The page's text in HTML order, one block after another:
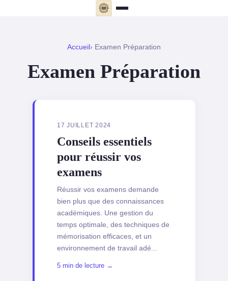
Accueil › Examen Préparation
Examen Préparation
17 JUILLET 2024
Conseils essentiels
pour réussir vos
examens
Réussir vos examens demande
bien plus que des connaissances
académiques. Une gestion du
temps optimale, des techniques de
mémorisation efficaces, et un
environnement de travail adé...
5 min de lecture →